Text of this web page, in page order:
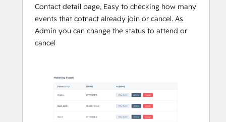
Contact detail page, Easy to checking how many
events that cotnact already join or cancel. As
Admin you can change the status to attend or
cancel